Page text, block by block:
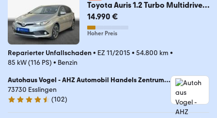
Toyota Auris 1.2 Turbo Multidrive S
Design Edition
14.990 €
Hoher Preis
Reparierter Unfallschaden• EZ 11/2015 • 54.800 km •
85 kW (116 PS) • Benzin
Autohaus Vogel - AHZ Automobil Handels Zentrum
GmbH
73730 Esslingen
4.4 Sterne
(102)